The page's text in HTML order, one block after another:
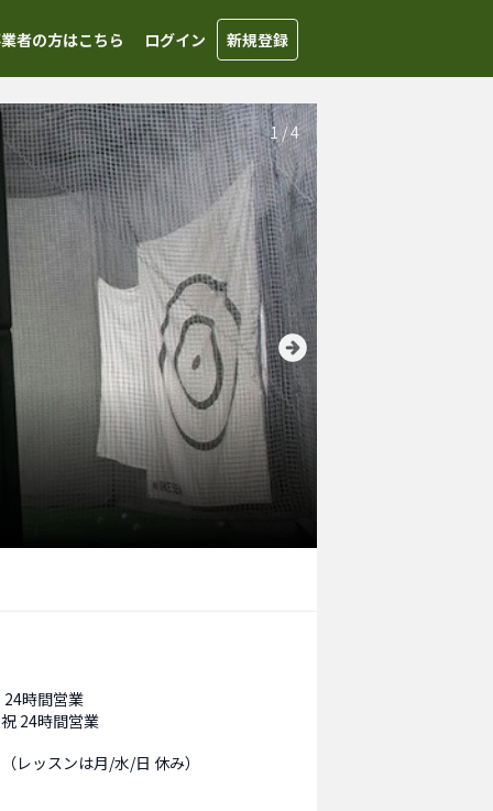
者の方はこちら ログイン 新規登録
1/4
24時間営業
24時間営業
レッスンは月/水/日 休み）